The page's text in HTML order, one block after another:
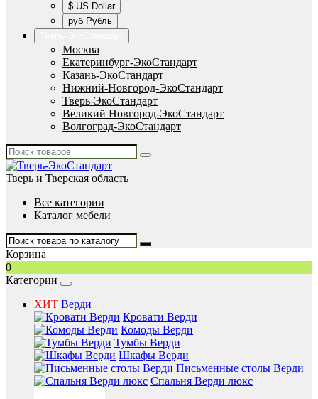
$ US Dollar
руб Рубль
Москва
Екатеринбург-ЭкоСтандарт
Казань-ЭкоСтандарт
Нижний-Новгород-ЭкоСтандарт
Тверь-ЭкоСтандарт
Великий Новгород-ЭкоСтандарт
Волгоград-ЭкоСтандарт
Тверь и Тверская область
Все категории
Каталог мебели
Корзина
0
Категории
ХИТ Верди
Кровати Верди
Комоды Верди
Тумбы Верди
Шкафы Верди
Письменные столы Верди
Спальня Верди люкс